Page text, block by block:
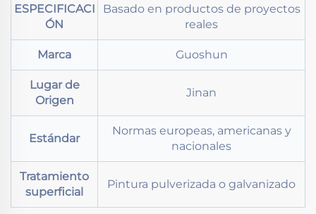
ESPECIFICACI
ÓN
Basado en productos de proyectos
reales
Marca Guoshun
Lugar de
Origen
Jinan
Estándar
Normas europeas, americanas y
nacionales
Tratamiento
superficial
Pintura pulverizada o galvanizado